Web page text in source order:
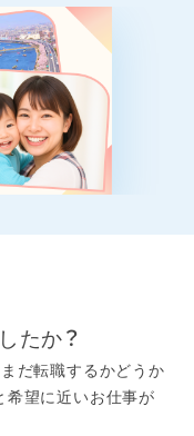
たか？
だ転職するかどうか
希望に近いお仕事が